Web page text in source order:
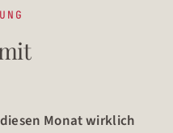
Monat wirklich